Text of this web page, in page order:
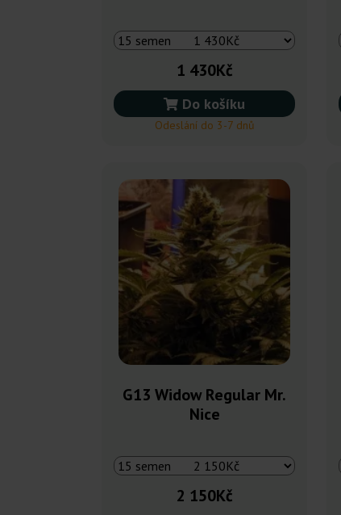
1 430Kč
Do košíku
Odeslání do 3-7 dnů
G13 Widow Regular Mr.
Nice
2 150Kč